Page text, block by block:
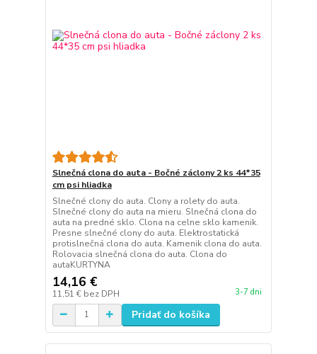
Slnečná clona do auta - Bočné záclony 2 ks 44*35
cm psi hliadka
Slnečné clony do auta. Clony a rolety do auta.
Slnečné clony do auta na mieru. Slnečná clona do
auta na predné sklo. Clona na celne sklo kamenik.
Presne slnečné clony do auta. Elektrostatická
protislnečná clona do auta. Kamenik clona do auta.
Rolovacia slnečná clona do auta. Clona do
autaKURTYNA
14,16 €
11,51 € bez DPH 3-7 dni
Pridať do košíka